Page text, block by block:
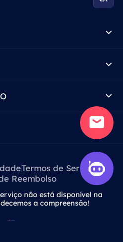
Termos de Serviço
Reembolso
não está disponível na
a compreensão!